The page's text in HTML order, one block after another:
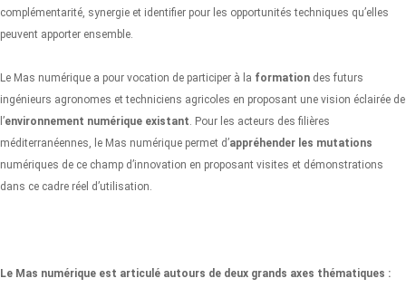
complémentarité, synergie et identifier pour les opportunités techniques qu’elles
peuvent apporter ensemble.
Le Mas numérique a pour vocation de participer à la formation des futurs
ingénieurs agronomes et techniciens agricoles en proposant une vision éclairée de
l’environnement numérique existant. Pour les acteurs des filières
méditerranéennes, le Mas numérique permet d’appréhender les mutations
numériques de ce champ d’innovation en proposant visites et démonstrations
dans ce cadre réel d’utilisation.
Le Mas numérique est articulé autours de deux grands axes thématiques :